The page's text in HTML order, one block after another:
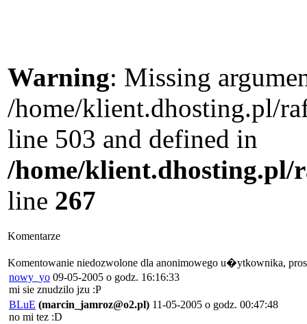
Warning: Missing
/home/klient.dhosting.pl/
line 503 and defined in
/home/klient.dhosting.pl/
line 267
Komentarze
Komentowanie niedozwolone dla anonimowego u�ytkownika,
nowy_yo 09-05-2005 o godz. 16:16:33
mi sie znudzilo jzu :P
BLuE (marcin_jamroz@o2.pl) 11-05-2005 o godz. 00:47:48
no mi tez :D